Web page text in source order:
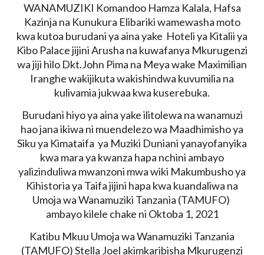
WANAMUZIKI Komandoo Hamza Kalala, Hafsa
Kazinja na Kunukura Elibariki wamewasha moto
kwa kutoa burudani ya aina yake Hoteli ya Kitalii ya
Kibo Palace jijini Arusha na kuwafanya Mkurugenzi
wa jiji hilo Dkt.John Pima na Meya wake Maximilian
Iranghe wakijikuta wakishindwa kuvumilia na
kulivamia jukwaa kwa kuserebuka.
Burudani hiyo ya aina yake ilitolewa na wanamuzi
hao jana ikiwa ni muendelezo wa Maadhimisho ya
Siku ya Kimataifa ya Muziki Duniani yanayofanyika
kwa mara ya kwanza hapa nchini ambayo
yalizinduliwa mwanzoni mwa wiki Makumbusho ya
Kihistoria ya Taifa jijini hapa kwa kuandaliwa na
Umoja wa Wanamuziki Tanzania (TAMUFO)
ambayo kilele chake ni Oktoba 1, 2021
Katibu Mkuu Umoja wa Wanamuziki Tanzania
(TAMUFO) Stella Joel akimkaribisha Mkurugenzi